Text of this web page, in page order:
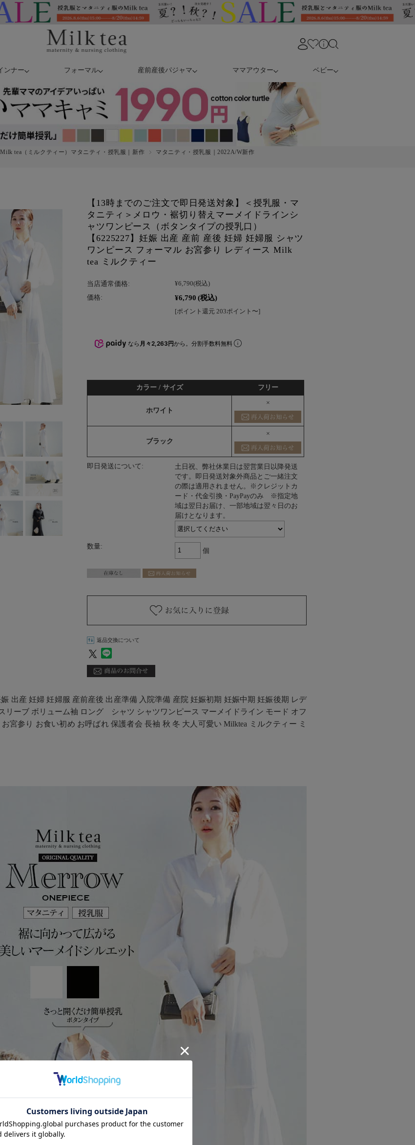
ンナー フォーマル 産前産後パジャマ ママアウター ベビー
Milk tea（ミルクティー）マタニティ・授乳服｜新作
マタニティ・授乳服｜2022A/W新作
【13時までのご注文で即日発送対象】＜授乳服・マ
タニティ＞メロウ・裾切り替えマーメイドラインシ
ャツワンピース（ボタンタイプの授乳口）
【6225227】妊娠 出産 産前 産後 妊婦 妊婦服 シャツ
ワンピース フォーマル お宮参り レディース Milk
tea ミルクティー
当店通常価格: ¥6,790(税込)
価格: ¥6,790 (税込)
[ポイント還元 203ポイント〜]
なら 月々2,263円から。分割手数料無料
カラー / サイズ フリー
ホワイト
×
ブラック
×
即日発送について:
土日祝、弊社休業日は翌営業日以降発送
です。即日発送対象外商品とご一緒注文
の際は適用されません。※クレジットカ
ード・代金引換・PayPayのみ ※指定地
域は翌日お届け、一部地域は翌々日のお
届けとなります。
数量:
個
返品交換について
出産 妊婦 妊婦服 産前産後 出産準備 入院準備 産院 妊娠初期 妊娠中期 妊娠後期 レデ
リーブ ボリューム袖 ロング シャツ シャツワンピース マーメイドライン モード オフ
宮参り お食い初め お呼ばれ 保護者会 長袖 秋 冬 大人可愛い Milktea ミルクティー ミ